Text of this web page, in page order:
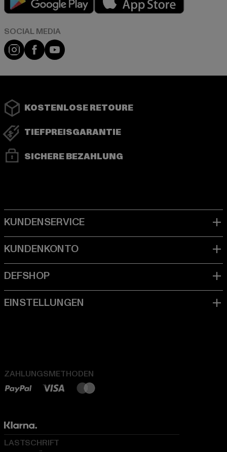
Instagram
FacebookYouTube
KOSTENLOSE RETOURE
TIEFPREISGARANTIE
SICHERE BEZAHLUNG
ZAHLUNGSMETHODEN
LASTSCHRIFT